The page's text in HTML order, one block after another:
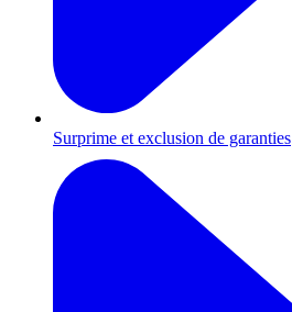
Surprime et exclusion de garanties